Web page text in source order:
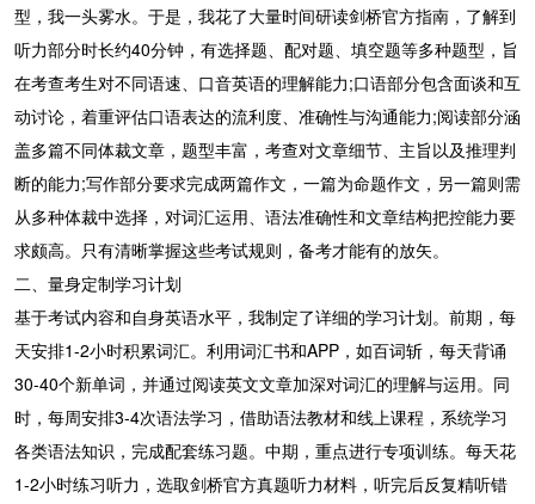
型，我一头雾水。于是，我花了大量时间研读剑桥官方指南，了解到
听力部分时长约40分钟，有选择题、配对题、填空题等多种题型，旨
在考查考生对不同语速、口音英语的理解能力;口语部分包含面谈和互
动讨论，着重评估口语表达的流利度、准确性与沟通能力;阅读部分涵
盖多篇不同体裁文章，题型丰富，考查对文章细节、主旨以及推理判
断的能力;写作部分要求完成两篇作文，一篇为命题作文，另一篇则需
从多种体裁中选择，对词汇运用、语法准确性和文章结构把控能力要
求颇高。只有清晰掌握这些考试规则，备考才能有的放矢。
二、量身定制学习计划
基于考试内容和自身英语水平，我制定了详细的学习计划。前期，每
天安排1-2小时积累词汇。利用词汇书和APP，如百词斩，每天背诵
30-40个新单词，并通过阅读英文文章加深对词汇的理解与运用。同
时，每周安排3-4次语法学习，借助语法教材和线上课程，系统学习
各类语法知识，完成配套练习题。中期，重点进行专项训练。每天花
1-2小时练习听力，选取剑桥官方真题听力材料，听完后反复精听错